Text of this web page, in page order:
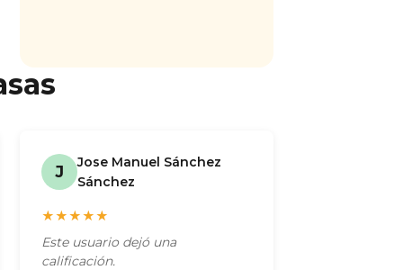
J
Jose Manuel Sánchez
Sánchez
★★★★★
Este usuario dejó una
calificación.